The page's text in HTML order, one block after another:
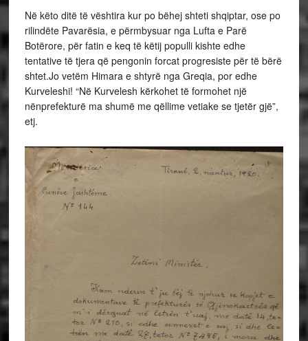
Në këto ditë të vështira kur po bëhej shteti shqiptar, ose po
rilindëte Pavarësia, e përmbysuar nga Lufta e Parë
Botërore, për fatin e keq të këtij populli kishte edhe
tentative të tjera që pengonin forcat progresiste për të bërë
shtet.Jo vetëm Himara e shtyrë nga Greqia, por edhe
Kurveleshi! “Në Kurvelesh kërkohet të formohet një
nënprefekturë ma shumë me qëllime vetiake se tjetër gjë”,
etj.